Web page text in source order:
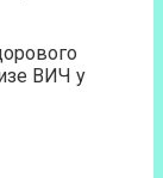
ВИЧ у